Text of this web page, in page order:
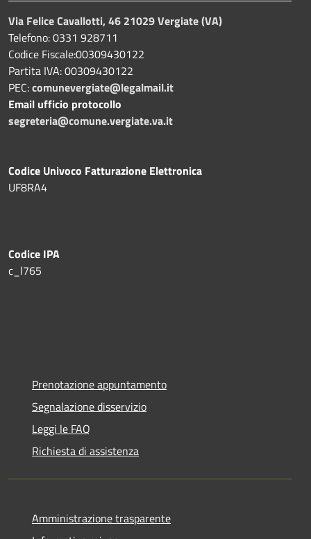
Via Felice Cavallotti, 46 21029 Vergiate (VA)
Telefono: 0331 928711
Codice Fiscale:00309430122
Partita IVA: 00309430122
PEC:comunevergiate@legalmail.it
Email ufficio protocollo
segreteria@comune.vergiate.va.it
Codice Univoco Fatturazione Elettronica
UF8RA4
Codice IPA
c_l765
Prenotazione appuntamento
Segnalazione disservizio
Leggi le FAQ
Richiesta di assistenza
Amministrazione trasparente